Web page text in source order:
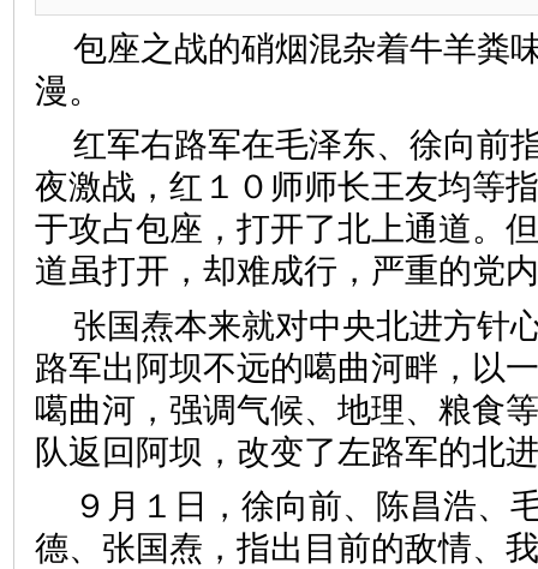
包座之战的硝烟混杂着牛羊粪
漫。
红军右路军在毛泽东、徐向前
夜激战，红１０师师长王友均等
于攻占包座，打开了北上通道。
道虽打开，却难成行，严重的党
张国焘本来就对中央北进方针
路军出阿坝不远的噶曲河畔，以
噶曲河，强调气候、地理、粮食
队返回阿坝，改变了左路军的北
９月１日，徐向前、陈昌浩、
德、张国焘，指出目前的敌情、